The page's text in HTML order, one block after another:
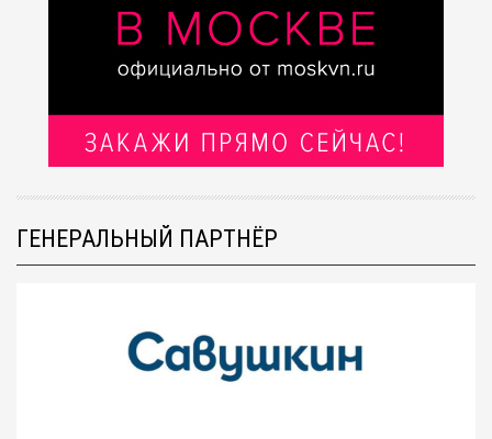
ГЕНЕРАЛЬНЫЙ ПАРТНЁР